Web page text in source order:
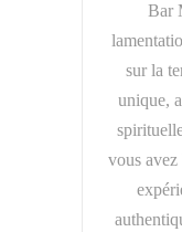
Bar
sur la
unique,
vous